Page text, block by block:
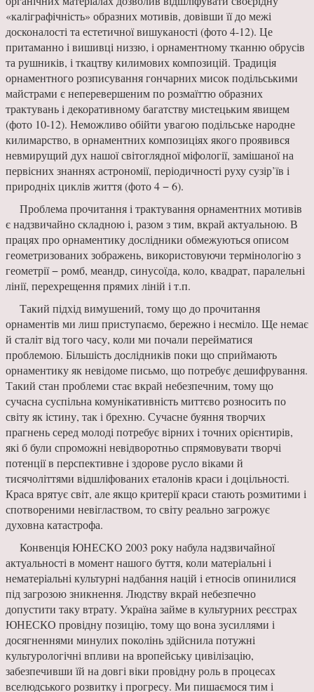
«каліграфічність» образних мотивів, довівши її до межі
досконалості та естетичної вишуканості (фото 4-12). Це
притаманно і вишивці низзю, і орнаментному тканню обрусів
та рушників, і ткацтву килимових композицій. Традиція
орнаментного розписування гончарних мисок подільськими
майстрами є неперевершеним по розмаїттю образних
трактувань і декоративному багатству мистецьким явищем
(фото 10-12). Неможливо обійти увагою подільське народне
килимарство, в орнаментних композиціях якого проявився
невмирущий дух нашої світоглядної міфології, замішаної на
первісних знаннях астрономії, періодичності руху сузір’їв і
природніх циклів життя (фото 4 − 6).
Проблема прочитання і трактування орнаментних мотивів
є надзвичайно складною і, разом з тим, вкрай актуальною. В
працях про орнаментику дослідники обмежуються описом
геометризованих зображень, використовуючи термінологію з
геометрії − ромб, меандр, синусоїда, коло, квадрат, паралельні
лінії, перехрещення прямих ліній і т.п.
Такий підхід вимушений, тому що до прочитання
орнаментів ми лиш приступаємо, бережно і несміло. Ще немає
й сталіт від того часу, коли ми почали перейматися
проблемою. Більшість дослідників поки що сприймають
орнаментику як невідоме письмо, що потребує дешифрування.
Такий стан проблеми стає вкрай небезпечним, тому що
сучасна суспільна комунікативність миттєво розносить по
світу як істину, так і брехню. Сучасне буяння творчих
прагнень серед молоді потребує вірних і точних орієнтирів,
які б були спроможні невідворотньо спрямовувати творчі
потенції в перспективне і здорове русло віками й
тисячоліттями відшліфованих еталонів краси і доцільності.
Краса врятує світ, але якщо критерії краси стають розмитими і
спотвореними невіглаством, то світу реально загрожує
духовна катастрофа.
Конвенція ЮНЕСКО 2003 року набула надзвичайної
актуальності в момент нашого буття, коли матеріальні і
нематеріальні культурні надбання націй і етносів опинилися
під загрозою зникнення. Людству вкрай небезпечно
допустити таку втрату. Україна займе в культурних реєстрах
ЮНЕСКО провідну позицію, тому що вона зусиллями і
досягненнями минулих поколінь здійснила потужні
культурологічні впливи на вропейську цивілізацію,
забезпечивши їй на довгі віки провідну роль в процесах
вселюдського розвитку і прогресу. Ми пишаємося тим і